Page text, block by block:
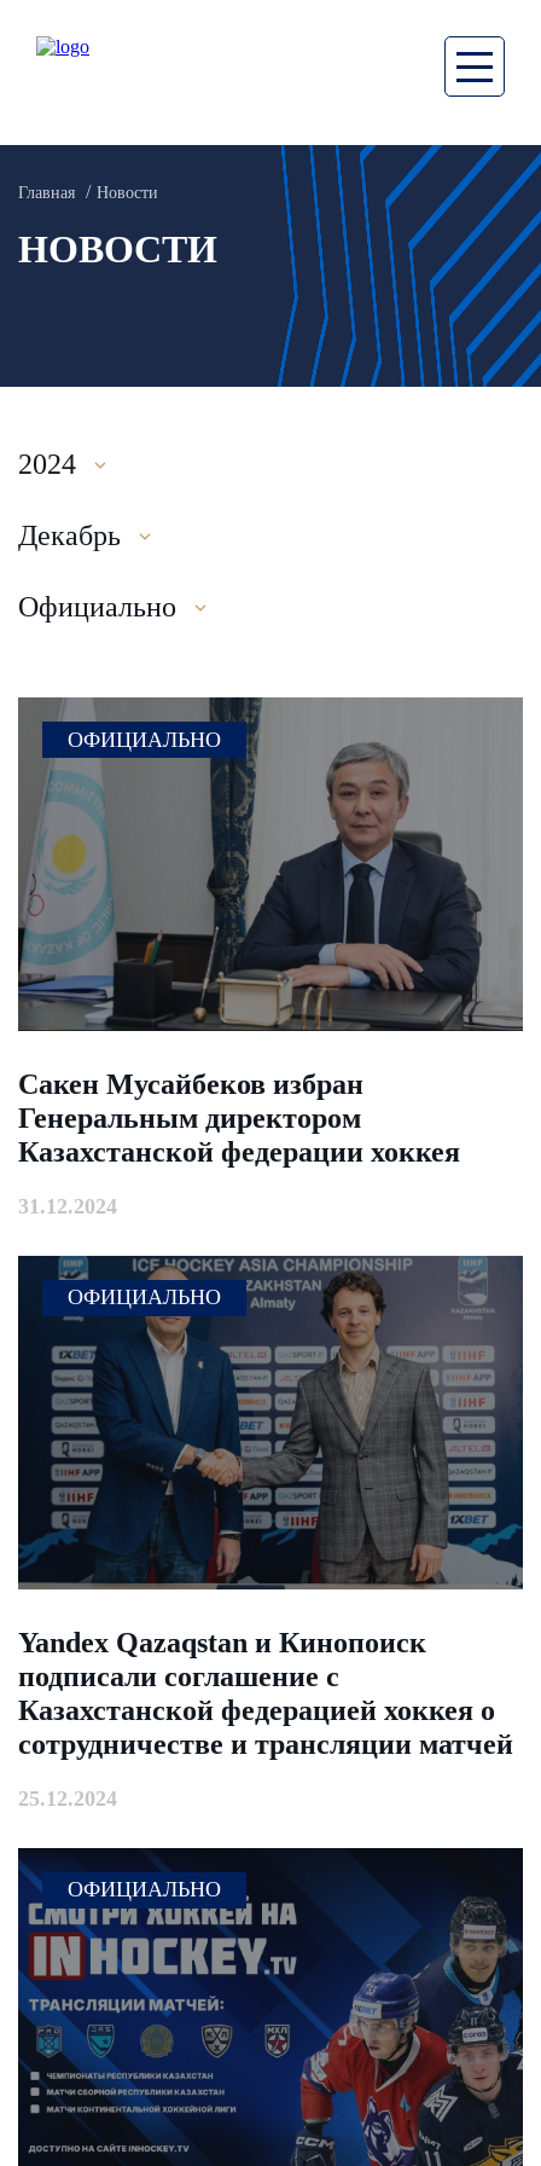
Главная Новости
НОВОСТИ
2024
Декабрь
Официально
ОФИЦИАЛЬНО
Сакен Мусайбеков избран
Генеральным директором
Казахстанской федерации хоккея
31.12.2024
ОФИЦИАЛЬНО
Yandex Qazaqstan и Кинопоиск
подписали соглашение с
Казахстанской федерацией хоккея о
сотрудничестве и трансляции матчей
25.12.2024
ОФИЦИАЛЬНО